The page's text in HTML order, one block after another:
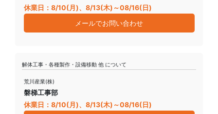
休業日：8/10(月)、8/13(木)～08/16(日)
メールでお問い合わせ
解体工事・各種製作・設備移動 他 について
荒川産業(株)
磐梯工事部
休業日：8/10(月)、8/13(木)～08/16(日)